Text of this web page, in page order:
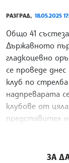
РАЗГРАД, 18.05.2025
Общо 41
Държавното
гладкоцевно
се проведе
клуб по
надпреварата
клубове от
представител
ЗА